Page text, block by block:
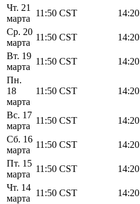
Чт. 21
марта
11:50 CST 14:20
Ср. 20
марта
11:50 CST 14:20
Вт. 19
марта
11:50 CST 14:20
Пн.
18
марта
11:50 CST 14:20
Вс. 17
марта
11:50 CST 14:20
Сб. 16
марта
11:50 CST 14:20
Пт. 15
марта
11:50 CST 14:20
Чт. 14
марта
11:50 CST 14:20